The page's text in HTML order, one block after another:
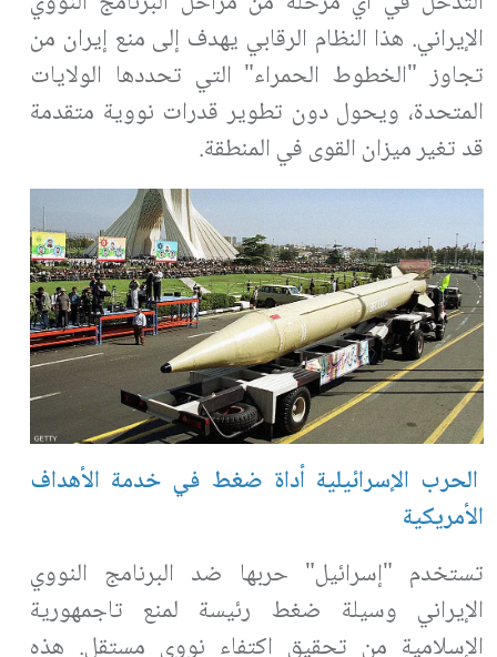
الإيراني. هذا النظام الرقابي يهدف إلى منع إيران من
تجاوز "الخطوط الحمراء" التي تحددها الولايات
المتحدة، ويحول دون تطوير قدرات نووية متقدمة
قد تغير ميزان القوى في المنطقة.
الحرب الإسرائيلية أداة ضغط في خدمة الأهداف
الأمريكية
تستخدم "إسرائيل" حربها ضد البرنامج النووي
الإيراني وسيلة ضغط رئيسة لمنع تاجمهورية
الإسلامية من تحقيق اكتفاء نووي مستقل. هذه